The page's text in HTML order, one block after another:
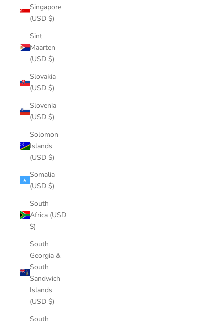
Singapore
(USD $)
Sint
Maarten
(USD $)
Slovakia
(USD $)
Slovenia
(USD $)
Solomon
Islands
(USD $)
Somalia
(USD $)
South
Africa (USD
$)
South
Georgia &
South
Sandwich
Islands
(USD $)
South